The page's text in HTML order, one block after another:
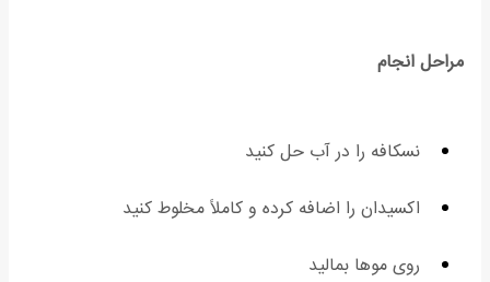
مراحل انجام
نسکافه را در آب حل کنید
اکسیدان را اضافه کرده و کاملاً مخلوط کنید
روی موها بمالید